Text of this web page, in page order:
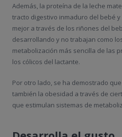
Además, la proteína de la leche
tracto digestivo inmaduro del bebé
mejor a través de los riñones del
desarrollando y no trabajan como
metabolización más sencilla de las
los cólicos del lactante.
Por otro lado, se ha demostrado
también la obesidad a través de
que estimulan sistemas de